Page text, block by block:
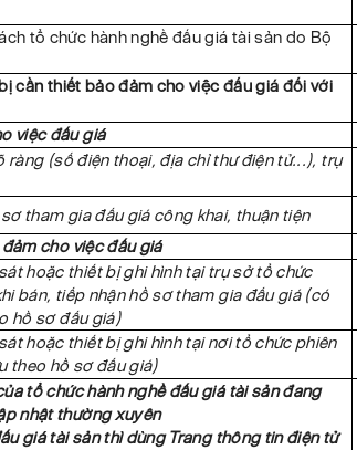
tổ chức hành nghề đấu giá tài sản do Bộ
cần thiết bảo đảm cho việc đấu giá đối với
việc đấu giá
ràng (số điện thoại, địa chỉ thư điện tử...), trụ
tham gia đấu giá công khai, thuận tiện
cho việc đấu giá
hoặc thiết bị ghi hình tại trụ sở tổ chức
bán, tiếp nhận hồ sơ tham gia đấu giá (có
hồ sơ đấu giá)
hoặc thiết bị ghi hình tại nơi tổ chức phiên
theo hồ sơ đấu giá)
tổ chức hành nghề đấu giá tài sản đang
nhật thường xuyên
giá tài sản thì dùng Trang thông tin điện tử